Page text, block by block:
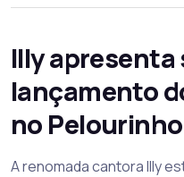
Illy apresenta
lançamento
no Pelourinho
A renomada cantora Illy